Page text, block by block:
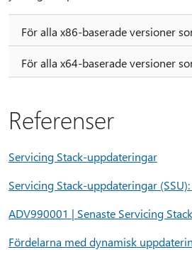
För alla x86-baserade versioner
För alla x64-baserade versioner
Referenser
Servicing Stack-uppdateringar
Servicing Stack-uppdateringar
ADV990001 | Senaste Servicing
Fördelarna med dynamisk